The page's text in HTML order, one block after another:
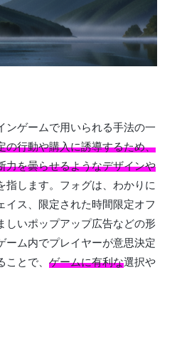
ンゲームで用いられる手法の一
の行動や購入に誘導するため、
力を曇らせるようなデザインや
指します。フォグは、わかりに
イス、限定された時間限定オフ
しいポップアップ広告などの形
ーム内でプレイヤーが意思決定
とで、 ゲームに有利な選択や